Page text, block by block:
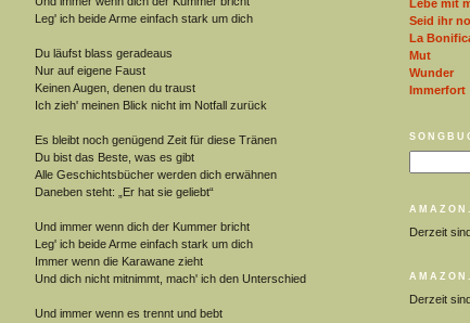
Leg' ich beide Arme einfach stark um dich
Du läufst blass geradeaus
Nur auf eigene Faust
Keinen Augen, denen du traust
Ich zieh' meinen Blick nicht im Notfall zurück
Es bleibt noch genügend Zeit für diese Tränen
Du bist das Beste, was es gibt
Alle Geschichtsbücher werden dich erwähnen
Daneben steht: „Er hat sie geliebt“
Und immer wenn dich der Kummer bricht
Leg' ich beide Arme einfach stark um dich
Immer wenn die Karawane zieht
Und dich nicht mitnimmt, mach' ich den Unterschied
Und immer wenn es trennt und bebt
Lebe mit
Seid ihr
La
Mut
Wunder
Immerfort
Derzeit
Derzeit